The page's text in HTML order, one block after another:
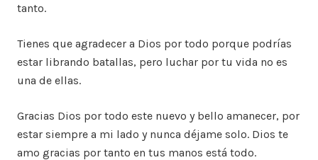
tanto.
Tienes que agradecer a Dios por todo porque podrías
estar librando batallas, pero luchar por tu vida no es
una de ellas.
Gracias Dios por todo este nuevo y bello amanecer, por
estar siempre a mi lado y nunca déjame solo. Dios te
amo gracias por tanto en tus manos está todo.